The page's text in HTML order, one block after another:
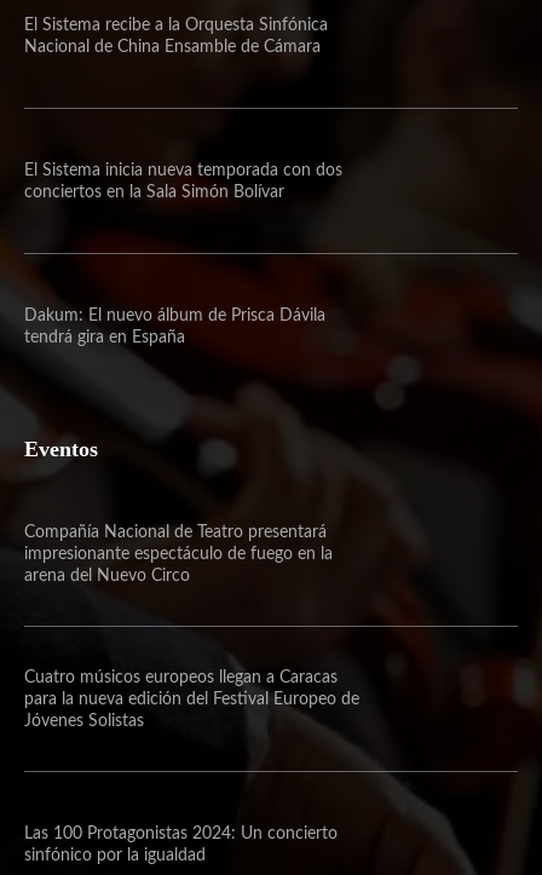
El Sistema recibe a la Orquesta Sinfónica
Nacional de China Ensamble de Cámara
El Sistema inicia nueva temporada con dos
conciertos en la Sala Simón Bolívar
Dakum: El nuevo álbum de Prisca Dávila
tendrá gira en España
Eventos
Compañía Nacional de Teatro presentará
impresionante espectáculo de fuego en la
arena del Nuevo Circo
Cuatro músicos europeos llegan a Caracas
para la nueva edición del Festival Europeo de
Jóvenes Solistas
Las 100 Protagonistas 2024: Un concierto
sinfónico por la igualdad